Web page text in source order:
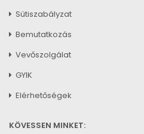
Sütiszabályzat
Bemutatkozás
Vevőszolgálat
GYIK
Elérhetőségek
KÖVESSEN MINKET: